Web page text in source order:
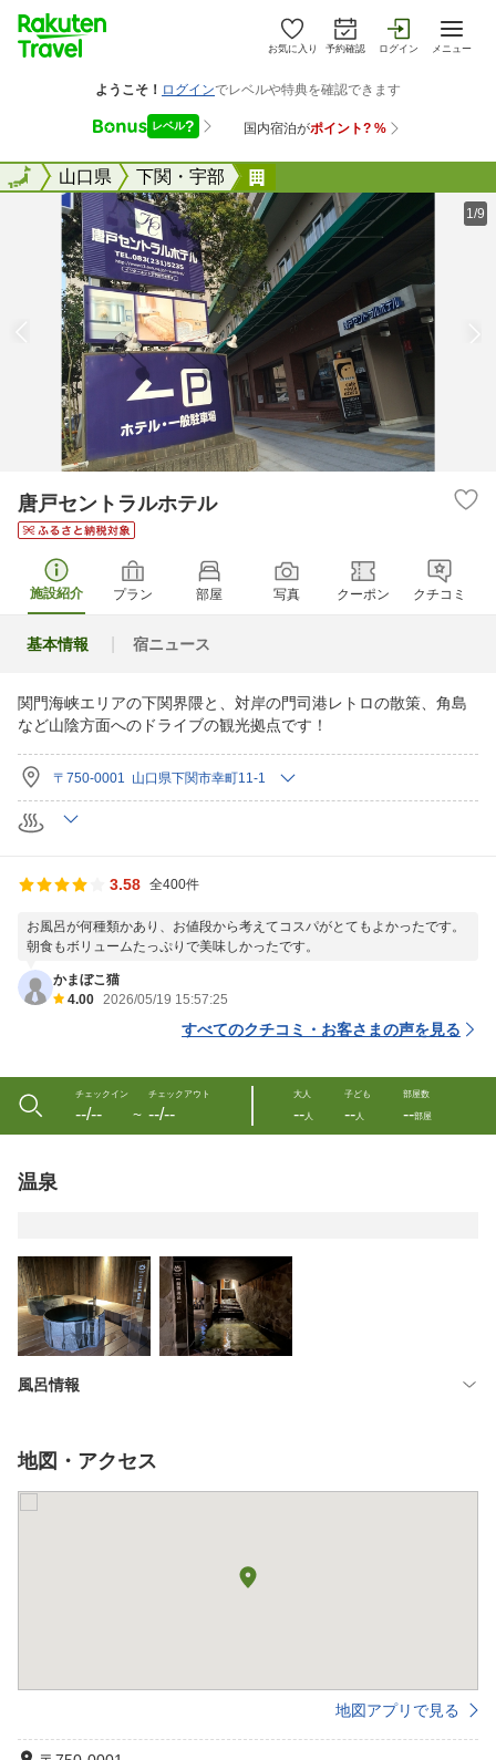
お気に入り 予約確認 ログイン メニュー
全国山口県 下関・宇部
全国
1/9
唐戸セントラルホテル
施設紹介 プラン 部屋 写真 クーポン クチコミ
基本情報 宿ニュース
関門海峡エリアの下関界隈と、対岸の門司港レトロの散策、角島
など山陰方面へのドライブの観光拠点です！
〒750-0001 山口県下関市幸町11-1
3.58 全400件
お風呂が何種類かあり、お値段から考えてコスパがとてもよかったです。
朝食もボリュームたっぷりで美味しかったです。
かまぼこ猫
4.00 2026/05/19 15:57:25
すべてのクチコミ・お客さまの声を見る
チェックイン
--/-- 〜
チェックアウト
--/--
大人
--人
子ども
--人
部屋数
--部屋
温泉
風呂情報
地図・アクセス
地図アプリで見る